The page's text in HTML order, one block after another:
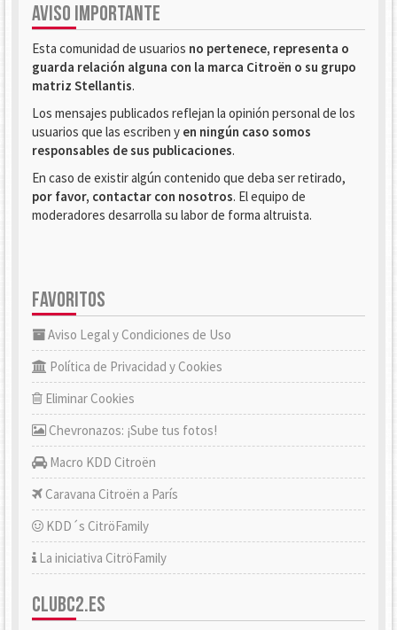
AVISO IMPORTANTE
Esta comunidad de usuarios no pertenece, representa o
guarda relación alguna con la marca Citroën o su grupo
matriz Stellantis.
Los mensajes publicados reflejan la opinión personal de los
usuarios que las escriben y en ningún caso somos
responsables de sus publicaciones.
En caso de existir algún contenido que deba ser retirado,
por favor, contactar con nosotros. El equipo de
moderadores desarrolla su labor de forma altruista.
FAVORITOS
Aviso Legal y Condiciones de Uso
Política de Privacidad y Cookies
Eliminar Cookies
Chevronazos: ¡Sube tus fotos!
Macro KDD Citroën
Caravana Citroën a París
KDD´s CitröFamily
La iniciativa CitröFamily
CLUBC2.ES